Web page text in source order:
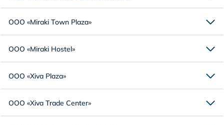
ООО «Miraki Town Plaza»
ООО «Miraki Hostel»
ООО «Xiva Plaza»
ООО «Xiva Trade Center»